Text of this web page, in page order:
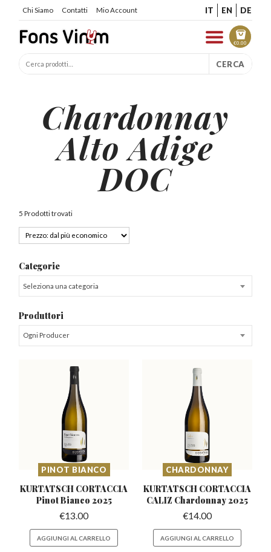
Chi Siamo Contatti Mio Account IT EN DE
€0.00
CERCA
Chardonnay
Alto Adige
DOC
5 Prodotti trovati
Categorie
Seleziona una categoria
Produttori
Ogni Producer
PINOT BIANCO
KURTATSCH CORTACCIA
Pinot Bianco 2025
€13.00
AGGIUNGI AL CARRELLO
CHARDONNAY
KURTATSCH CORTACCIA
CALIZ Chardonnay 2025
€14.00
AGGIUNGI AL CARRELLO